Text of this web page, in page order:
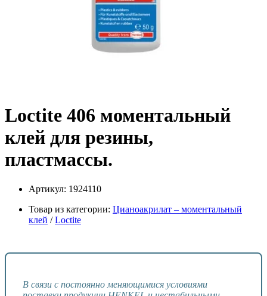
Loctite 406 моментальный
клей для резины,
пластмассы.
Артикул: 1924110
Товар из категории: Цианоакрилат – моментальный
клей / Loctite
В связи с постоянно меняющимися условиями